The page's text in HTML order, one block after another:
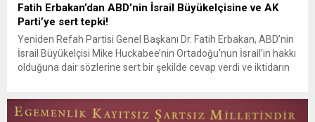
Fatih Erbakan’dan ABD’nin İsrail Büyükelçisine ve AK
Parti’ye sert tepki!
Yeniden Refah Partisi Genel Başkanı Dr. Fatih Erbakan, ABD’nin
İsrail Büyükelçisi Mike Huckabee’nin Ortadoğu’nun İsrail’in hakkı
olduğuna dair sözlerine sert bir şekilde cevap verdi ve iktidarın
Huckabee’nin “Tevrat’a göre Nil’den Fırat’a tüm Orta Doğu